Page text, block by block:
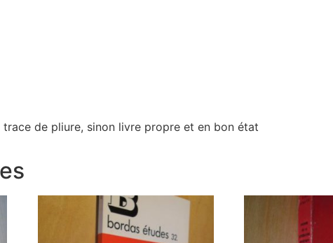
de pliure, sinon livre propre et en bon état